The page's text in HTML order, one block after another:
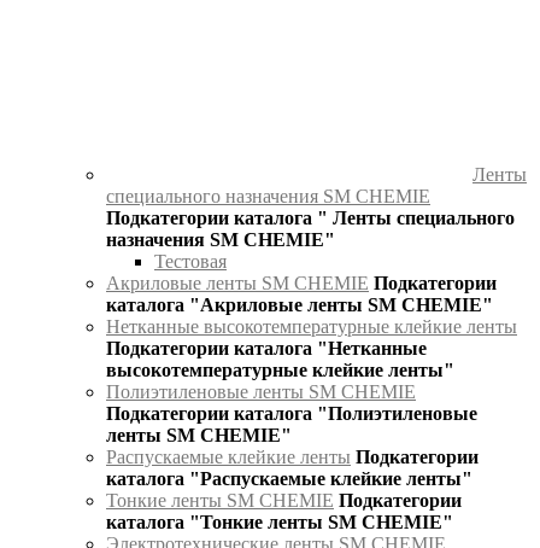
Ленты
специального назначения SM CHEMIE
Подкатегории каталога " Ленты специального
назначения SM CHEMIE"
Тестовая
Акриловые ленты SM CHEMIE Подкатегории
каталога "Акриловые ленты SM CHEMIE"
Нетканные высокотемпературные клейкие ленты
Подкатегории каталога "Нетканные
высокотемпературные клейкие ленты"
Полиэтиленовые ленты SM CHEMIE
Подкатегории каталога "Полиэтиленовые
ленты SM CHEMIE"
Распускаемые клейкие ленты Подкатегории
каталога "Распускаемые клейкие ленты"
Тонкие ленты SM CHEMIE Подкатегории
каталога "Тонкие ленты SM CHEMIE"
Электротехнические ленты SM CHEMIE